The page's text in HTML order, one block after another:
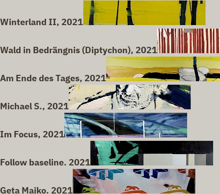
Winterland II, 2021
Wald in Bedrängnis (Diptychon), 2021
Am Ende des Tages, 2021
Michael S., 2021
Im Focus, 2021
Follow baseline. 2021
Geta Maiko. 2021